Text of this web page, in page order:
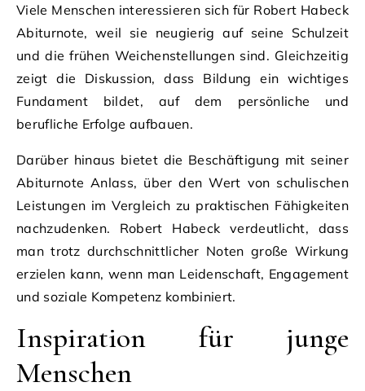
Viele Menschen interessieren sich für Robert Habeck
Abiturnote, weil sie neugierig auf seine Schulzeit
und die frühen Weichenstellungen sind. Gleichzeitig
zeigt die Diskussion, dass Bildung ein wichtiges
Fundament bildet, auf dem persönliche und
berufliche Erfolge aufbauen.
Darüber hinaus bietet die Beschäftigung mit seiner
Abiturnote Anlass, über den Wert von schulischen
Leistungen im Vergleich zu praktischen Fähigkeiten
nachzudenken. Robert Habeck verdeutlicht, dass
man trotz durchschnittlicher Noten große Wirkung
erzielen kann, wenn man Leidenschaft, Engagement
und soziale Kompetenz kombiniert.
Inspiration für junge
Menschen